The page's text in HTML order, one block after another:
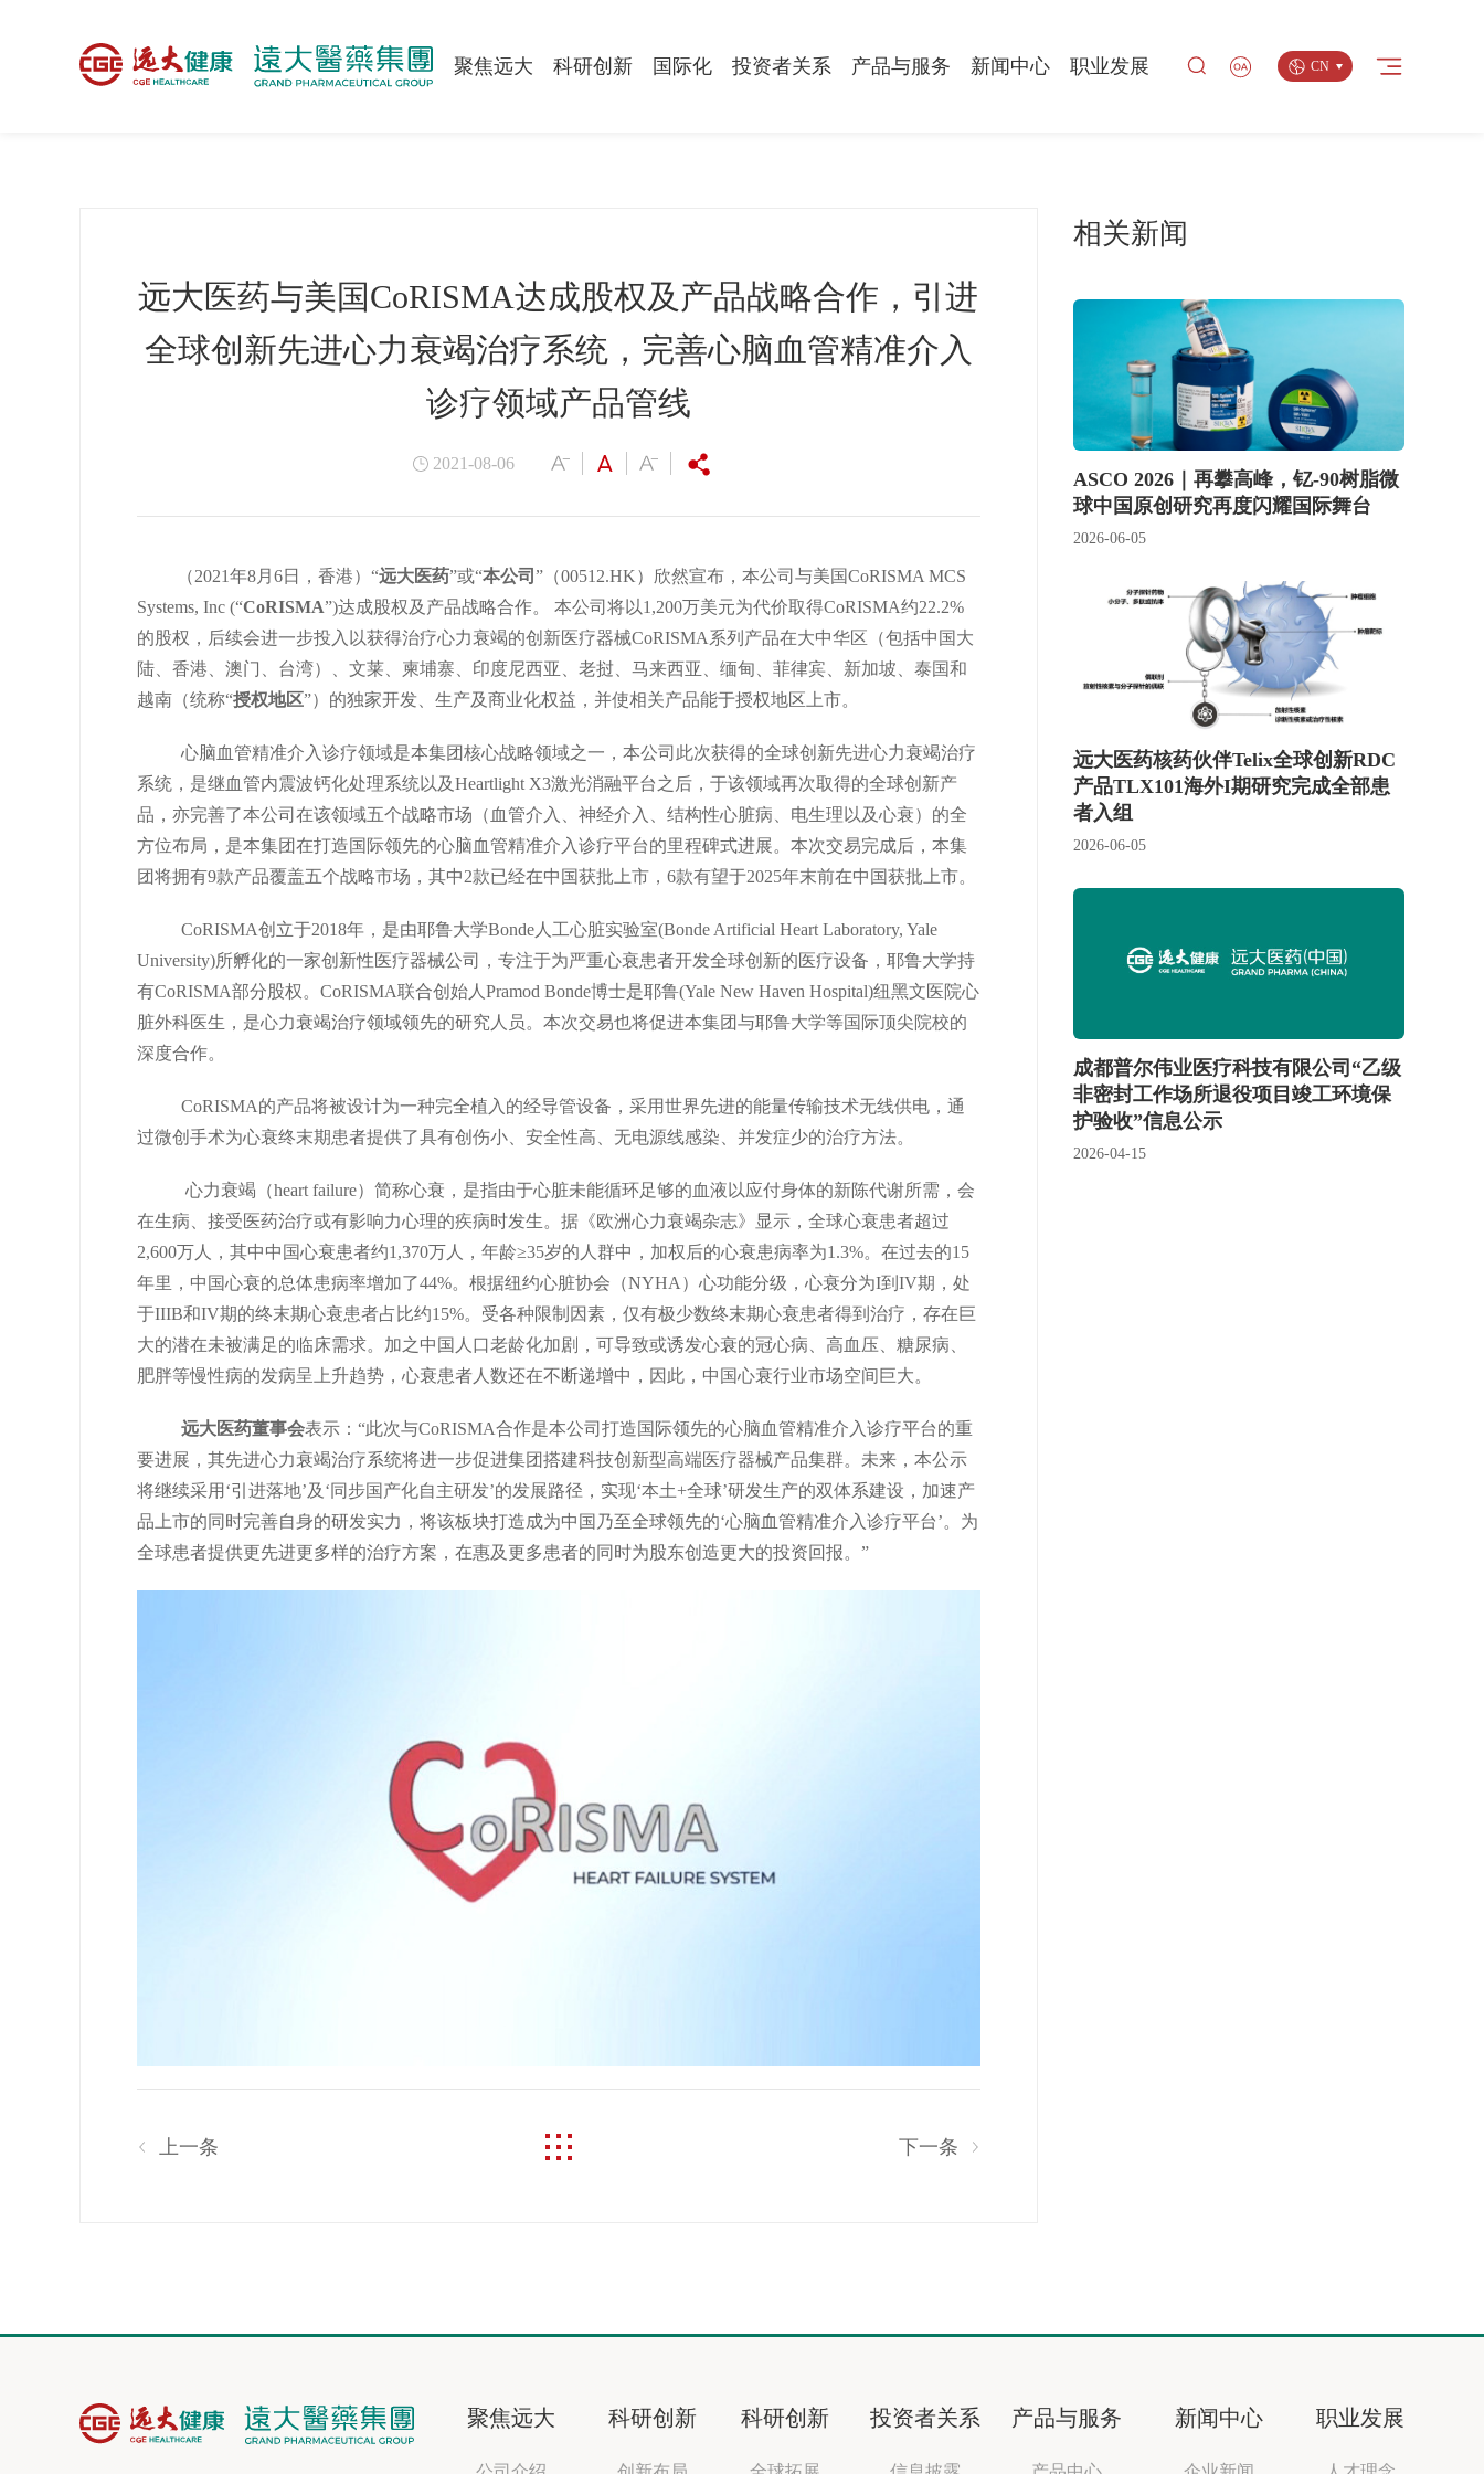
聚焦远大
投诉举报
科研创新 国际化
国际合作
投资者关系
环境、社会与管治
联系我们
产品与服务 新闻中心
媒体垂询
多媒体专区
职业发展
员工生活
工作机会
CN
> 新闻中心 > 企业新闻 返回
远大医药与美国CoRISMA达成股权及产品战略合作，引进
全球创新先进心力衰竭治疗系统，完善心脑血管精准介入
诊疗领域产品管线
2021-08-06
（2021年8月6日，香港）“远大医药”或“本公司”（00512.HK）欣然宣布，本公司与美国CoRISMA MCS
Systems, Inc (“CoRISMA”)达成股权及产品战略合作。 本公司将以1,200万美元为代价取得CoRISMA约22.2%
的股权，后续会进一步投入以获得治疗心力衰竭的创新医疗器械CoRISMA系列产品在大中华区（包括中国大
陆、香港、澳门、台湾）、文莱、柬埔寨、印度尼西亚、老挝、马来西亚、缅甸、菲律宾、新加坡、泰国和
越南（统称“授权地区”）的独家开发、生产及商业化权益，并使相关产品能于授权地区上市。
心脑血管精准介入诊疗领域是本集团核心战略领域之一，本公司此次获得的全球创新先进心力衰竭治疗
系统，是继血管内震波钙化处理系统以及Heartlight X3激光消融平台之后，于该领域再次取得的全球创新产
品，亦完善了本公司在该领域五个战略市场（血管介入、神经介入、结构性心脏病、电生理以及心衰）的全
方位布局，是本集团在打造国际领先的心脑血管精准介入诊疗平台的里程碑式进展。本次交易完成后，本集
团将拥有9款产品覆盖五个战略市场，其中2款已经在中国获批上市，6款有望于2025年末前在中国获批上市。
CoRISMA创立于2018年，是由耶鲁大学Bonde人工心脏实验室(Bonde Artificial Heart Laboratory, Yale
University)所孵化的一家创新性医疗器械公司，专注于为严重心衰患者开发全球创新的医疗设备，耶鲁大学持
有CoRISMA部分股权。CoRISMA联合创始人Pramod Bonde博士是耶鲁(Yale New Haven Hospital)纽黑文医院心
脏外科医生，是心力衰竭治疗领域领先的研究人员。本次交易也将促进本集团与耶鲁大学等国际顶尖院校的
深度合作。
CoRISMA的产品将被设计为一种完全植入的经导管设备，采用世界先进的能量传输技术无线供电，通
过微创手术为心衰终末期患者提供了具有创伤小、安全性高、无电源线感染、并发症少的治疗方法。
心力衰竭（heart failure）简称心衰，是指由于心脏未能循环足够的血液以应付身体的新陈代谢所需，会
在生病、接受医药治疗或有影响力心理的疾病时发生。据《欧洲心力衰竭杂志》显示，全球心衰患者超过
2,600万人，其中中国心衰患者约1,370万人，年龄≥35岁的人群中，加权后的心衰患病率为1.3%。在过去的15
年里，中国心衰的总体患病率增加了44%。根据纽约心脏协会（NYHA）心功能分级，心衰分为I到IV期，处
于IIIB和IV期的终末期心衰患者占比约15%。受各种限制因素，仅有极少数终末期心衰患者得到治疗，存在巨
大的潜在未被满足的临床需求。加之中国人口老龄化加剧，可导致或诱发心衰的冠心病、高血压、糖尿病、
肥胖等慢性病的发病呈上升趋势，心衰患者人数还在不断递增中，因此，中国心衰行业市场空间巨大。
远大医药董事会表示：“此次与CoRISMA合作是本公司打造国际领先的心脑血管精准介入诊疗平台的重
要进展，其先进心力衰竭治疗系统将进一步促进集团搭建科技创新型高端医疗器械产品集群。未来，本公示
将继续采用‘引进落地’及‘同步国产化自主研发’的发展路径，实现‘本土+全球’研发生产的双体系建设，加速产
品上市的同时完善自身的研发实力，将该板块打造成为中国乃至全球领先的‘心脑血管精准介入诊疗平台’。为
全球患者提供更先进更多样的治疗方案，在惠及更多患者的同时为股东创造更大的投资回报。”
上一条 下一条
相关新闻
ASCO 2026｜再攀高峰，钇-90树脂微
球中国原创研究再度闪耀国际舞台
2026-06-05
远大医药核药伙伴Telix全球创新RDC
产品TLX101海外I期研究完成全部患
者入组
2026-06-05
成都普尔伟业医疗科技有限公司“乙级
非密封工作场所退役项目竣工环境保
护验收”信息公示
2026-04-15
聚焦远大 科研创新 科研创新 投资者关系 产品与服务 新闻中心 职业发展